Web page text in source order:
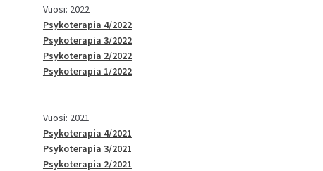
Vuosi: 2022
Psykoterapia 4/2022
Psykoterapia 3/2022
Psykoterapia 2/2022
Psykoterapia 1/2022
Vuosi: 2021
Psykoterapia 4/2021
Psykoterapia 3/2021
Psykoterapia 2/2021